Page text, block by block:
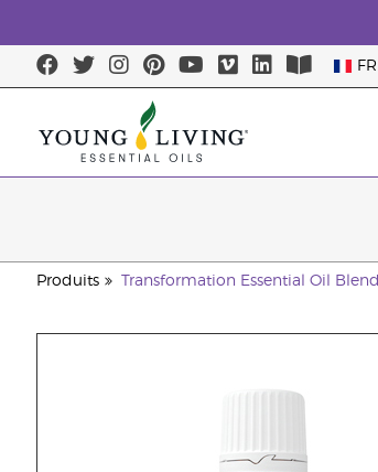
FR
Produits Transformation Essential Oil Blend